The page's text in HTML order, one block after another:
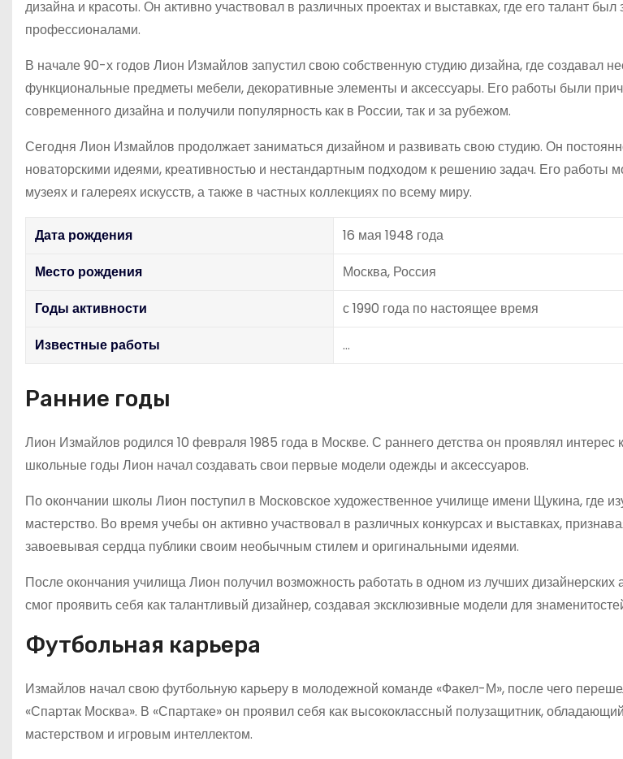
дизайна и красоты. Он активно участвовал в различных проектах и выставках, где его талант
профессионалами.
В начале 90-х годов Лион Измайлов запустил свою собственную студию дизайна, где создавал
функциональные предметы мебели, декоративные элементы и аксессуары. Его работы были
современного дизайна и получили популярность как в России, так и за рубежом.
Сегодня Лион Измайлов продолжает заниматься дизайном и развивать свою студию. Он
новаторскими идеями, креативностью и нестандартным подходом к решению задач. Его работы
музеях и галереях искусств, а также в частных коллекциях по всему миру.
Дата рождения
16 мая 1948 года
Место рождения
Москва, Россия
Годы активности
с 1990 года по настоящее время
Известные работы
…
Ранние годы
Лион Измайлов родился 10 февраля 1985 года в Москве. С раннего детства он проявлял интерес
школьные годы Лион начал создавать свои первые модели одежды и аксессуаров.
По окончании школы Лион поступил в Московское художественное училище имени Щукина, где
мастерство. Во время учебы он активно участвовал в различных конкурсах и выставках,
завоевывая сердца публики своим необычным стилем и оригинальными идеями.
После окончания училища Лион получил возможность работать в одном из лучших дизайнерских
смог проявить себя как талантливый дизайнер, создавая эксклюзивные модели для
Футбольная карьера
Измайлов начал свою футбольную карьеру в молодежной команде «Факел-М», после чего
«Спартак Москва». В «Спартаке» он проявил себя как высококлассный полузащитник,
мастерством и игровым интеллектом.